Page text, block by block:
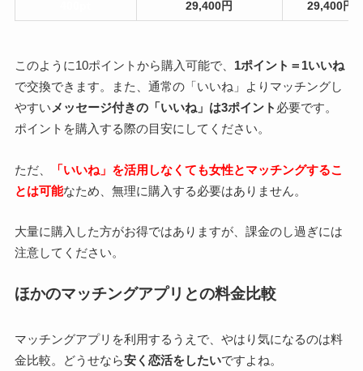
29,400円 29,400円
このように10ポイントから購入可能で、 1ポイント＝1いいね
で交換できます。また、通常の「いいね」よりマッチングし
やすい メッセージ付きの「いいね」は3ポイント 必要です。
ポイントを購入する際の目安にしてください。
ただ、
「いいね」を活用しなくても女性とマッチングするこ
とは可能なため、無理に購入する必要はありません。
大量に購入した方がお得ではありますが、課金のし過ぎには
注意してください。
ほかのマッチングアプリとの料金比較
マッチングアプリを利用するうえで、やはり気になるのは料
金比較。どうせなら安く恋活をしたいですよね。